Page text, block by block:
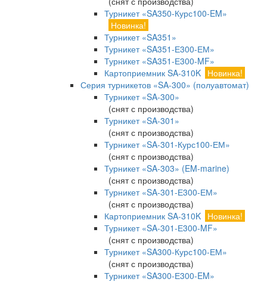
Турникет «SA350-Курс100-EM»
Новинка!
Турникет «SA351»
Турникет «SA351-Е300-ЕМ»
Турникет «SA351-Е300-MF»
Картоприемник SA-310K Новинка!
Серия турникетов «SA-300» (полуавтомат)
Турникет «SA-300»
(снят с производства)
Турникет «SA-301»
(снят с производства)
Турникет «SA-301-Курс100-ЕМ»
(снят с производства)
Турникет «SA-303» (EM-marine)
(снят с производства)
Турникет «SA-301-Е300-ЕМ»
(снят с производства)
Картоприемник SA-310K Новинка!
Турникет «SA-301-Е300-MF»
(снят с производства)
Турникет «SA300-Курс100-ЕМ»
(снят с производства)
Турникет «SA300-Е300-EM»